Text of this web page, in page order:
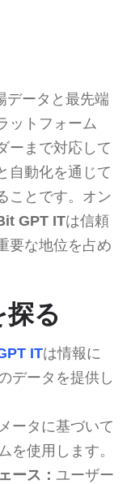
データと最先端
ットフォーム
ーまで対応して
自動化を通じて
ことです。オン
GPT ITは信頼
要な地位を占め
る
ITは情報に
データを提供し
ータに基づいて
を使用します。
ース： ユーザー